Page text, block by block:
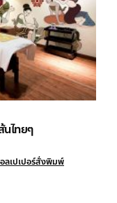
นไทยๆ
ลเปเปอร์สั่งพิมพ์